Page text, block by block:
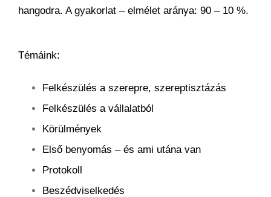
hangodra. A gyakorlat – elmélet aránya: 90 – 10 %.
Témáink:
Felkészülés a szerepre, szereptisztázás
Felkészülés a vállalatból
Körülmények
Első benyomás – és ami utána van
Protokoll
Beszédviselkedés